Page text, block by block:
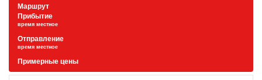
Маршрут
Прибытие
время местное
Отправление
время местное
Примерные цены